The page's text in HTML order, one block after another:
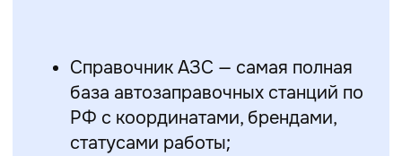
Справочник АЗС — самая полная
база автозаправочных станций по
РФ с координатами, брендами,
статусами работы;